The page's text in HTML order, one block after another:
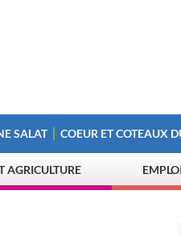
SALAT COEUR ET COTEAUX
AGRICULTURE